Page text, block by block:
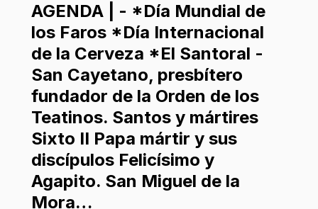
AGENDA | - *Día Mundial de
los Faros *Día Internacional
de la Cerveza *El Santoral -
San Cayetano, presbítero
fundador de la Orden de los
Teatinos. Santos y mártires
Sixto II Papa mártir y sus
discípulos Felicísimo y
Agapito. San Miguel de la
Mora…